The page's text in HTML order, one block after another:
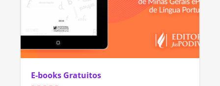
E-books Gratuitos